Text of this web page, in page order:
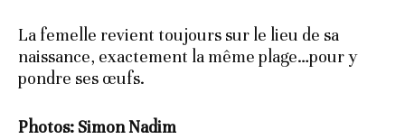
La femelle revient toujours sur le lieu de sa
naissance, exactement la même plage…pour y
pondre ses œufs.
Photos: Simon Nadim